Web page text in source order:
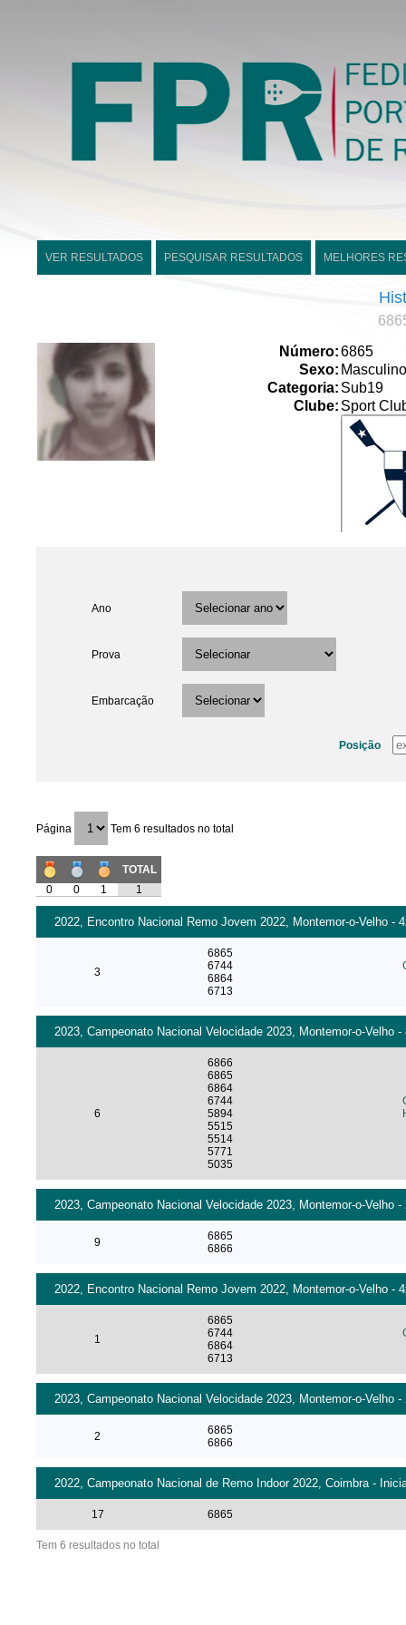
VER RESULTADOS PESQUISAR RESULTADOS MELHORES
Número:6865
Sexo: Masculino
Categoria: Sub19
Clube: Sport
Ano
Prova
Embarcação
Posição
Página Tem 6 resultados no total
TOTAL
0
0 1 1
2022, Encontro Nacional Remo Jovem 2022, Montemor-o-Velho -
3
6865
6744
6864
6713
2023, Campeonato Nacional Velocidade 2023, Montemor-o-Velho
6
6866
6865
6864
6744
5894
5515
5514
5771
5035
2023, Campeonato Nacional Velocidade 2023, Montemor-o-Velho
9
6865
6866
2022, Encontro Nacional Remo Jovem 2022, Montemor-o-Velho -
1
6865
6744
6864
6713
2023, Campeonato Nacional Velocidade 2023, Montemor-o-Velho
2
6865
6866
2022, Campeonato Nacional de Remo Indoor 2022, Coimbra -
17 6865
Tem 6 resultados no total